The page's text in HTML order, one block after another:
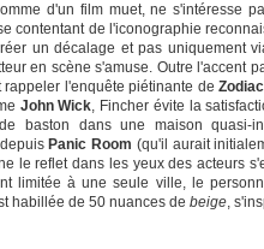
d'un film muet, ne s'intéresse
contentant de l'iconographie
un décalage et pas uniquement
en scène s'amuse. Outre l'accent
l'enquête piétinante de Zodiac
John Wick, Fincher évite la
baston dans une maison quasi-
Panic Room (qu'il aurait
le reflet dans les yeux des acteurs
limitée à une seule ville, le
habillée de 50 nuances de beige,